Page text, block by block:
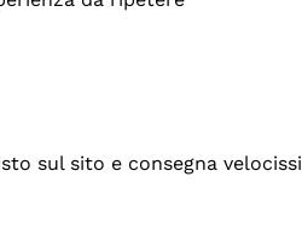
sul sito e consegna